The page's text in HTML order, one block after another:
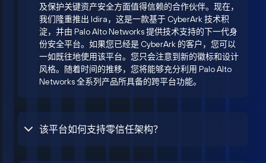
及保护关键资产安全方面值得信赖的合作伙伴。现在，
我们隆重推出 Idira，这是一款基于 CyberArk 技术积
淀，并由 Palo Alto Networks 提供技术支持的下一代身
份安全平台。如果您已经是 CyberArk 的客户，您可以
一如既往地使用该平台。您只会注意到新的徽标和设计
风格。随着时间的推移，您将能够充分利用 Palo Alto
Networks 全系列产品所具备的跨平台功能。
该平台如何支持零信任架构？